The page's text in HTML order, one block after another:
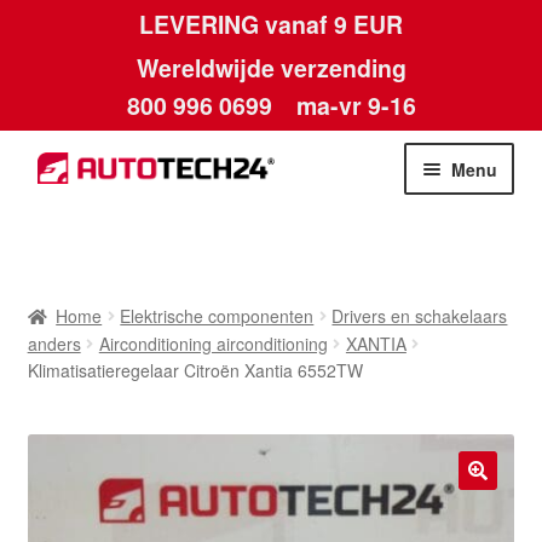
LEVERING vanaf 9 EUR
Wereldwijde verzending
800 996 0699 ma-vr 9-16
Ga
door
Ga
naar
Menu
Algemene voorwaarden
Betalingen
Home Elektrische componenten
Drivers en schakelaars
anders
Airconditioning airconditioning
XANTIA
Klimatisatieregelaar Citroën Xantia 6552TW